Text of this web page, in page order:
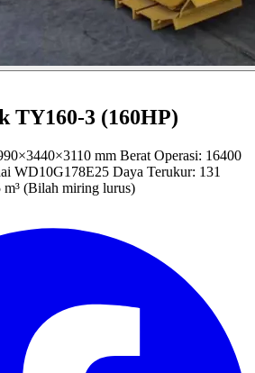
TY160-3 (160HP)
mm Berat Operasi: 16400
WD10G178E25 Daya Terukur: 131
(Bilah miring lurus)